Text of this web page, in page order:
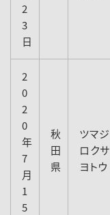
2
3
日
2
0
2
0
年
7
月
1
5
秋
田
県
ツマジ
ロクサ
ヨトウ